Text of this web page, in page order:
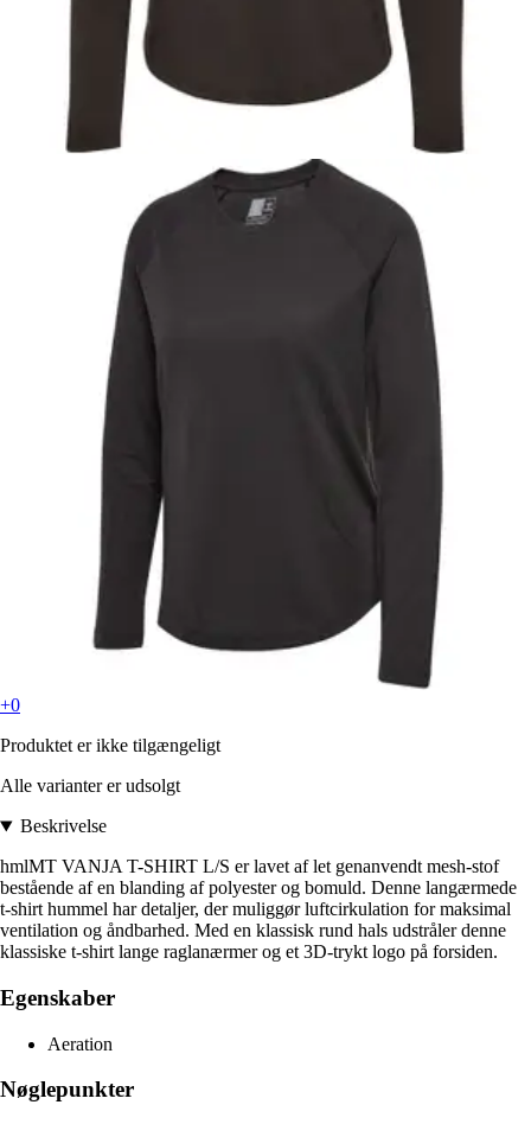
+0
Produktet er ikke tilgængeligt
Alle varianter er udsolgt
Beskrivelse
hmlMT VANJA T-SHIRT L/S er lavet af let genanvendt mesh-stof
bestående af en blanding af polyester og bomuld. Denne langærmede
t-shirt hummel har detaljer, der muliggør luftcirkulation for maksimal
ventilation og åndbarhed. Med en klassisk rund hals udstråler denne
klassiske t-shirt lange raglanærmer og et 3D-trykt logo på forsiden.
Egenskaber
Aeration
Nøglepunkter